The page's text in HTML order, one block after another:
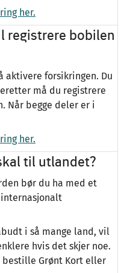
her.
registrere bobilen
aktivere forsikringen. Du
må du registrere
Når begge deler er i
her.
til utlandet?
bør du ha med et
i så mange land, vil
hvis det skjer noe.
bestille Grønt Kort eller